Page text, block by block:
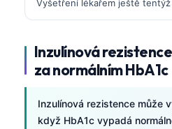
Vyšetření lékařem ještě
Inzulínová
za normálním HbA1c
Inzulínová rezistence může
když HbA1c vypadá